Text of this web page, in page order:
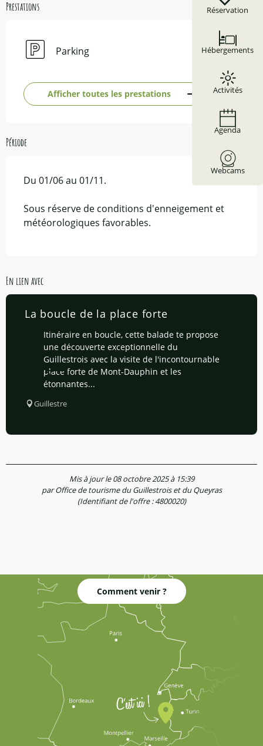
Réservation
Hébergements
Activités
Agenda
Webcams
Prestations
Parking
Afficher toutes les prestations
Période
Du 01/06 au 01/11.
Sous réserve de conditions d'enneigement et
météorologiques favorables.
En lien avec
La boucle de la place forte
Itinéraire en boucle, cette balade te propose
une découverte exceptionnelle du
Guillestrois avec la visite de l'incontournable
place forte de Mont-Dauphin et les
étonnantes...
Guillestre
Mis à jour le 08 octobre 2025 à 15:39
par Office de tourisme du Guillestrois et du Queyras
(Identifiant de l'offre :4800020)
Comment venir ?